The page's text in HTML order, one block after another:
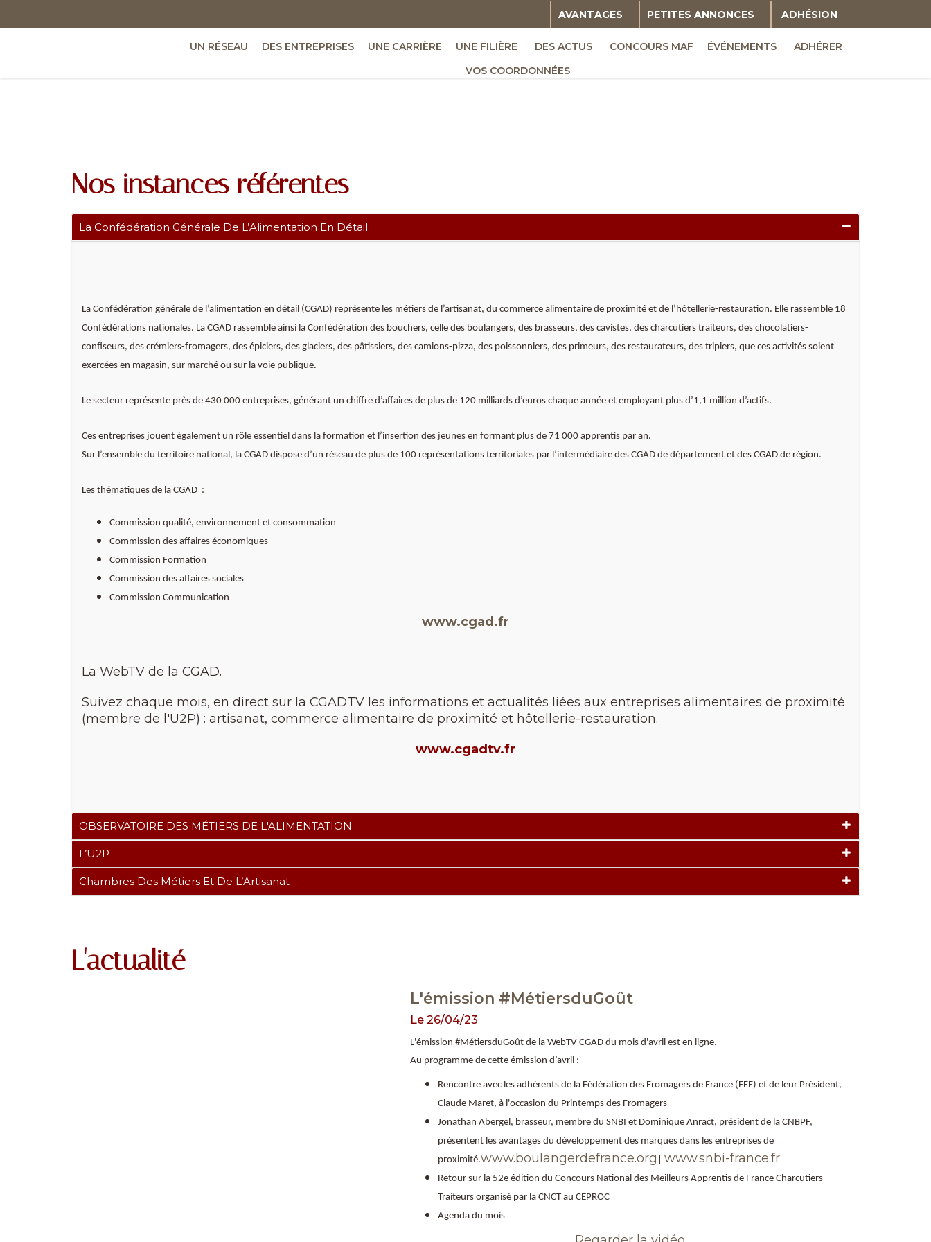
AVANTAGES PETITES ANNONCES ADHÉSION
UN RÉSEAU DES ENTREPRISES UNE CARRIÈRE UNE FILIÈRE DES ACTUS CONCOURS MAF ÉVÉNEMENTS
ADHÉRER
VOS COORDONNÉES
Nos instances référentes
La Confédération Générale De L’Alimentation En Détail
La Confédération générale de l’alimentation en détail (CGAD) représente les métiers de l’artisanat, du commerce alimentaire de proximité et de l’hôtellerie-restauration. Elle rassemble 18
Confédérations nationales. La CGAD rassemble ainsi la Confédération des bouchers, celle des boulangers, des brasseurs, des cavistes, des charcutiers traiteurs, des chocolatiers-
confiseurs, des crémiers-fromagers, des épiciers, des glaciers, des pâtissiers, des camions-pizza, des poissonniers, des primeurs, des restaurateurs, des tripiers, que ces activités soient
exercées en magasin, sur marché ou sur la voie publique.
Le secteur représente près de 430 000 entreprises, générant un chiffre d’affaires de plus de 120 milliards d’euros chaque année et employant plus d’1,1 million d’actifs.
Ces entreprises jouent également un rôle essentiel dans la formation et l’insertion des jeunes en formant plus de 71 000 apprentis par an.
Sur l’ensemble du territoire national, la CGAD dispose d’un réseau de plus de 100 représentations territoriales par l’intermédiaire des CGAD de département et des CGAD de région.
Les thématiques de la CGAD :
Commission qualité, environnement et consommation
Commission des affaires économiques
Commission Formation
Commission des affaires sociales
Commission Communication
www.cgad.fr
La WebTV de la CGAD.
Suivez chaque mois, en direct sur la CGADTV les informations et actualités liées aux entreprises alimentaires de proximité
(membre de l'U2P) : artisanat, commerce alimentaire de proximité et hôtellerie-restauration.
www.cgadtv.fr
OBSERVATOIRE DES MÉTIERS DE L'ALIMENTATION
L’U2P
Chambres Des Métiers Et De L’Artisanat
L'actualité
L'émission #MétiersduGoût
Le 26/04/23
L'émission #MétiersduGoût de la WebTV CGAD du mois d'avril est en ligne.
Au programme de cette émission d’avril :
Rencontre avec les adhérents de la Fédération des Fromagers de France (FFF) et de leur Président,
Claude Maret, à l'occasion du Printemps des Fromagers
Jonathan Abergel, brasseur, membre du SNBI et Dominique Anract, président de la CNBPF,
présentent les avantages du développement des marques dans les entreprises de
proximité.www.boulangerdefrance.org www.snbi-france.fr
Retour sur la 52e édition du Concours National des Meilleurs Apprentis de France Charcutiers
Traiteurs organisé par la CNCT au CEPROC
Agenda du mois ​